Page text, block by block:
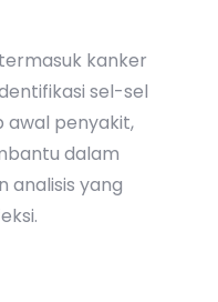
kanker
sel-sel
awal penyakit,
dalam
analisis yang